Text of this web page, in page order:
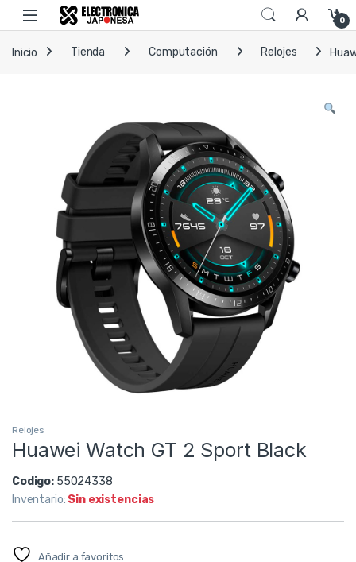
Skip to navigation
Skip to content
Open 0
Inicio Tienda Computación Relojes
Relojes
Huawei Watch GT 2 Sport Black
Codigo: 55024338
Inventario: Sin existencias
Añadir a favoritos